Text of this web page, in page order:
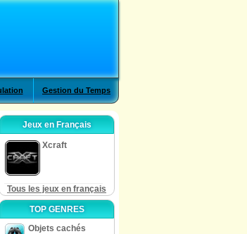
Gestion du Temps
Jeux en Français
Xcraft
Tous les jeux en français
TOP GENRES
Objets cachés